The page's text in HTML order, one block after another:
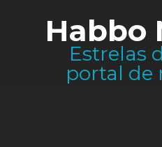
Habbo
Estrelas
portal de